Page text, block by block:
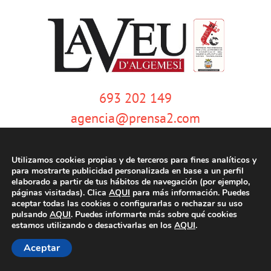
693 202 149
agencia@prensa2.com
© Copyright 2020 | La Veu d'Algemesí | Tots els drets reservats |
Utilizamos cookies propias y de terceros para fines analíticos y
para mostrarte publicidad personalizada en base a un perfil
elaborado a partir de tus hábitos de navegación (por ejemplo,
páginas visitadas). Clica AQUI para más información. Puedes
aceptar todas las cookies o configurarlas o rechazar su uso
pulsando AQUI. Puedes informarte más sobre qué cookies
estamos utilizando o desactivarlas en los AQUI.
Aceptar